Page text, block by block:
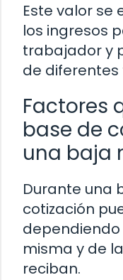
Este valor se
los ingresos
trabajador y
de diferentes
Factores
base de
una baja
Durante una
cotización
misma y de
reciban.